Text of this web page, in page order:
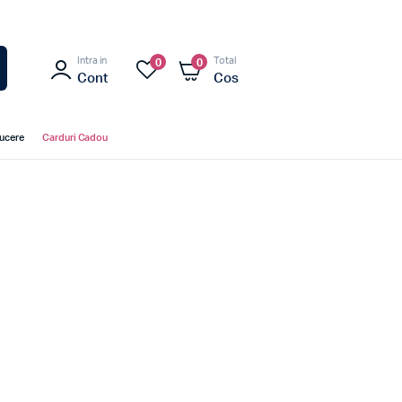
Intra in
Cont
0 Total
Cos
0
Carduri Cadou